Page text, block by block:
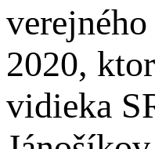
2020,
vidieka